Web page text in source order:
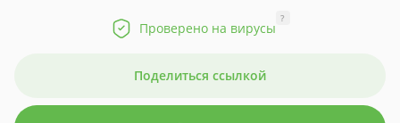
Проверено на вирусы
?
Поделиться ссылкой